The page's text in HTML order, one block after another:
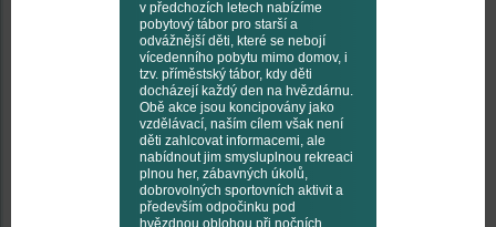
v předchozích letech nabízíme
pobytový tábor pro starší a
odvážnější děti, které se nebojí
vícedenního pobytu mimo domov, i
tzv. příměstský tábor, kdy děti
docházejí každý den na hvězdárnu.
Obě akce jsou koncipovány jako
vzdělávací, naším cílem však není
děti zahlcovat informacemi, ale
nabídnout jim smysluplnou rekreaci
plnou her, zábavných úkolů,
dobrovolných sportovních aktivit a
především odpočinku pod
hvězdnou oblohou při nočních